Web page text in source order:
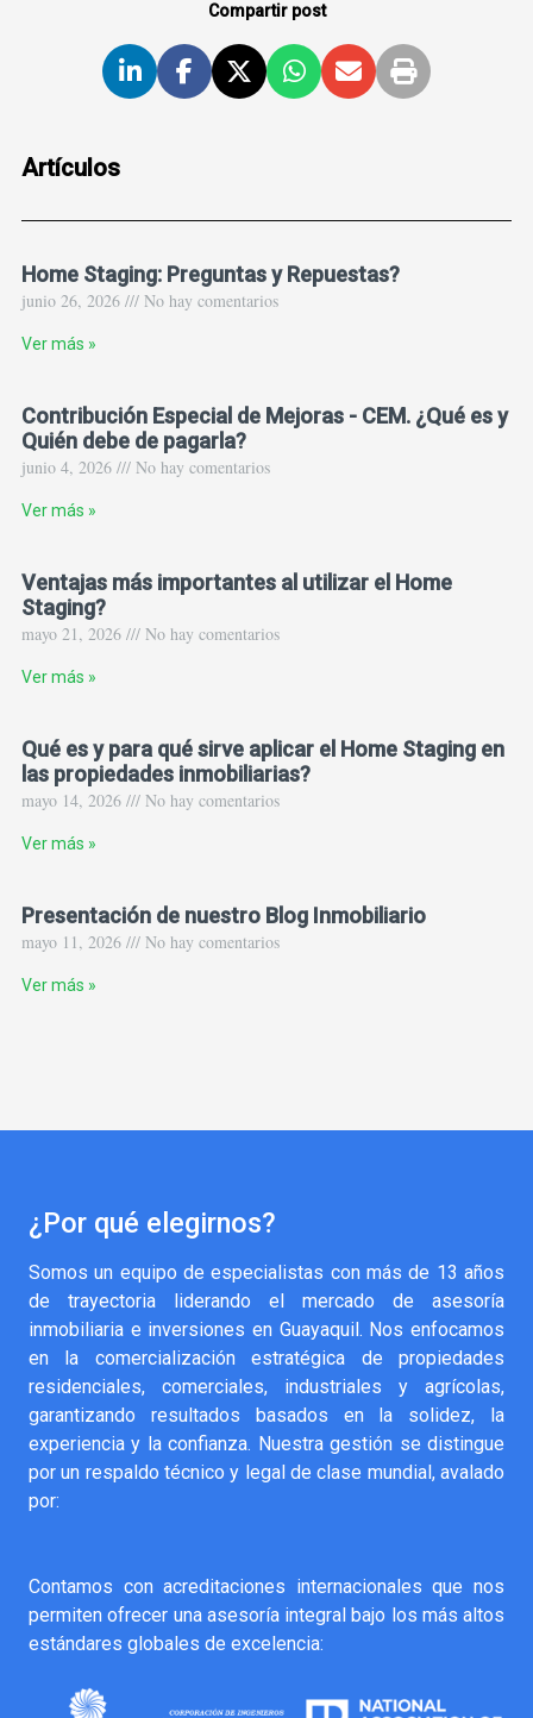
Compartir post
Artículos
Home Staging: Preguntas y Repuestas?
junio 26, 2026 /// No hay comentarios
Ver más »
Contribución Especial de Mejoras - CEM. ¿Qué es y
Quién debe de pagarla?
junio 4, 2026 /// No hay comentarios
Ver más »
Ventajas más importantes al utilizar el Home
Staging?
mayo 21, 2026 /// No hay comentarios
Ver más »
Qué es y para qué sirve aplicar el Home Staging en
las propiedades inmobiliarias?
mayo 14, 2026 /// No hay comentarios
Ver más »
Presentación de nuestro Blog Inmobiliario
mayo 11, 2026 /// No hay comentarios
Ver más »
¿Por qué elegirnos?
Somos un equipo de especialistas con más de 13 años
de trayectoria liderando el mercado de asesoría
inmobiliaria e inversiones en Guayaquil. Nos enfocamos
en la comercialización estratégica de propiedades
residenciales, comerciales, industriales y agrícolas,
garantizando resultados basados en la solidez, la
experiencia y la confianza. Nuestra gestión se distingue
por un respaldo técnico y legal de clase mundial, avalado
por:
Contamos con acreditaciones internacionales que nos
permiten ofrecer una asesoría integral bajo los más altos
estándares globales de excelencia: